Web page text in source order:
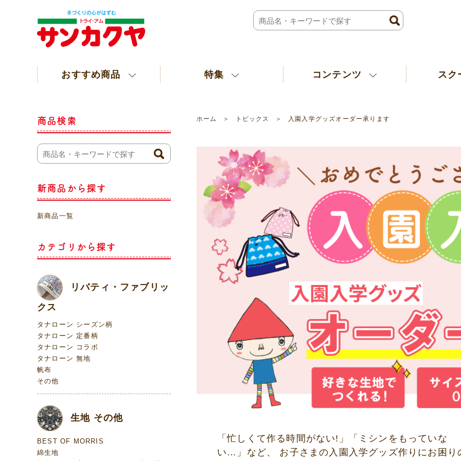
おすすめ商品 特集 コンテンツ スク
ホーム トピックス 入園入学グッズオーダー承ります
「忙しくて作る時間がない!」「ミシンをもっていな
い…」など、 お子さまの入園入学グッズ作りにお困り
商品検索
新商品から探す
新商品一覧
カテゴリから探す
リバティ・ファブリッ
クス
タナローン シーズン柄
タナローン 定番柄
タナローン コラボ
タナローン 無地
帆布
その他
生地 その他
BEST OF MORRIS
綿生地